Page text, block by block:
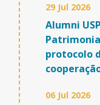
29 Jul 2026
Alumni
protocolo
06 Jul 2026